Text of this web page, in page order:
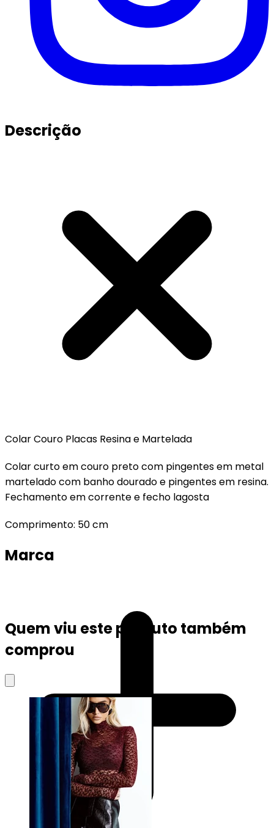
Descrição
Colar Couro Placas Resina e Martelada
Colar curto em couro preto com pingentes em metal
martelado com banho dourado e pingentes em resina.
Fechamento em corrente e fecho lagosta
Comprimento: 50 cm
Marca
Quem viu este produto também
comprou